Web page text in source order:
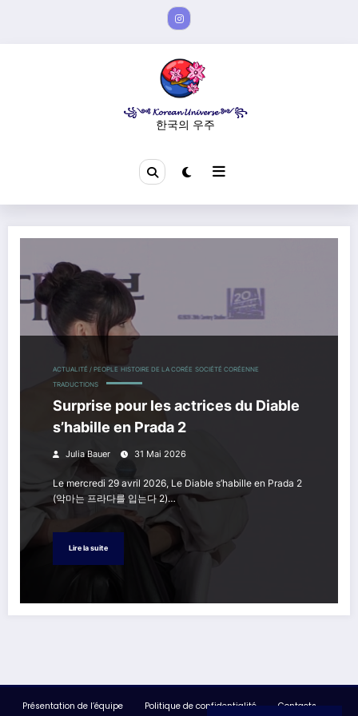
꧁༺ 𝓚𝓸𝓻𝓮𝓪𝓷 𝓤𝓷𝓲𝓿𝓮𝓻𝓼𝓮 ༻꧂
한국의 우주
ACTUALITÉ / PEOPLE HISTOIRE DE LA CORÉE SOCIÉTÉ CORÉENNE
TRADUCTIONS
Surprise pour les actrices du Diable
s’habille en Prada 2
Julia Bauer 31 Mai 2026
Le mercredi 29 avril 2026, Le Diable s’habille en Prada 2
(악마는 프라다를 입는다 2)…
Lire la suite
Présentation de l’équipe Politique de confidentialité Contacts